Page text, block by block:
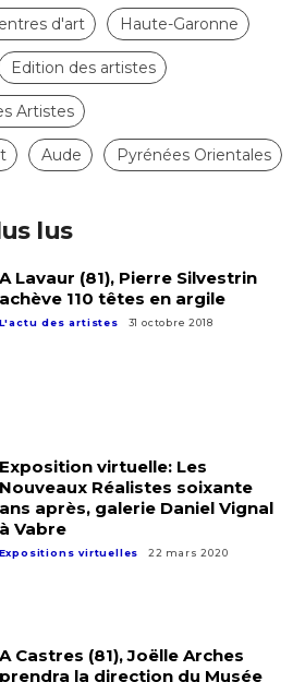
d'art Haute-Garonne
Edition des artistes
Artistes
Aude Pyrénées Orientales
lus
A Lavaur (81), Pierre Silvestrin
achève 110 têtes en argile
L'actu des artistes 31 octobre 2018
Exposition virtuelle: Les
Nouveaux Réalistes soixante
ans après, galerie Daniel Vignal
à Vabre
Expositions virtuelles 22 mars 2020
A Castres (81), Joëlle Arches
prendra la direction du Musée